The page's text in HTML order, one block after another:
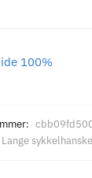
100%
Lange